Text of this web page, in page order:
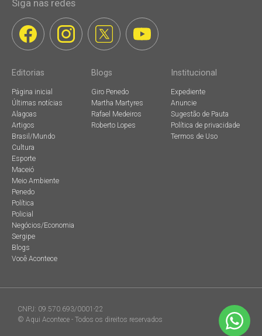
Siga nas redes
Editorias
Página inicial
Últimas notícias
Alagoas
Artigos
Brasil/Mundo
Cultura
Esporte
Maceió
Meio Ambiente
Penedo
Política
Policial
Negócios/Economia
Sergipe
Blogs
Você Acontece
Blogs
Giro Penedo
Martha Martyres
Rafael Medeiros
Roberto Lopes
Institucional
Expediente
Anuncie
Sugestão de Pauta
Política de privacidade
Termos de Uso
CNPJ: 09.570.693/0001-22
© Aqui Acontece - Todos os direitos reservados